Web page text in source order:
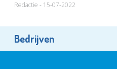
Redactie - 15-07-2022
Bedrijven